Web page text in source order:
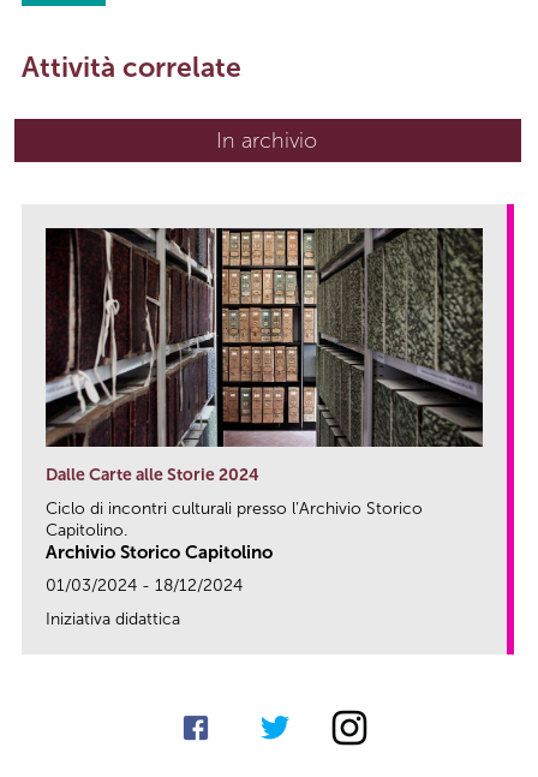
Attività correlate
In archivio
Dalle Carte alle Storie 2024
Ciclo di incontri culturali presso l’Archivio Storico
Capitolino.
Archivio Storico Capitolino
01/03/2024 - 18/12/2024
Iniziativa didattica